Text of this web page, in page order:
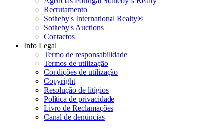
Recrutamento
Sotheby's International Realty®
Sotheby's Auctions
Contactos
Info Legal
Termo de responsabilidade
Termos de utilização
Condições de utilização
Copyright
Resolução de litígios
Política de privacidade
Livro de Reclamações
Canal de denúncias